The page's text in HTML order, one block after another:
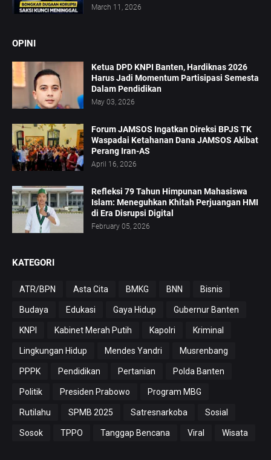
March 11, 2026
OPINI
Ketua DPD KNPI Banten, Hardiknas 2026
Harus Jadi Momentum Partisipasi Semesta
Dalam Pendidikan
May 03, 2026
Forum JAMSOS Ingatkan Direksi BPJS TK
Waspadai Ketahanan Dana JAMSOS Akibat
Perang Iran-AS
April 16, 2026
Refleksi 79 Tahun Himpunan Mahasiswa
Islam: Meneguhkan Khitah Perjuangan HMI
di Era Disrupsi Digital
February 05, 2026
KATEGORI
ATR/BPN Asta Cita BMKG BNN Bisnis
Budaya Edukasi Gaya Hidup Gubernur Banten
KNPI Kabinet Merah Putih Kapolri Kriminal
Lingkungan Hidup Mendes Yandri Musrenbang
PPPK Pendidikan Pertanian Polda Banten
Politik Presiden Prabowo Program MBG
Rutilahu SPMB 2025 Satresnarkoba Sosial
Sosok TPPO Tanggap Bencana Viral Wisata